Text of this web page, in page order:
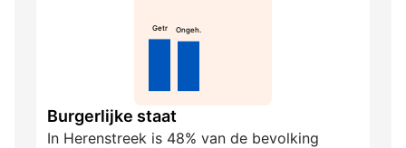
Getr Ongeh.
Burgerlijke staat
In Herenstreek is 48% van de bevolking